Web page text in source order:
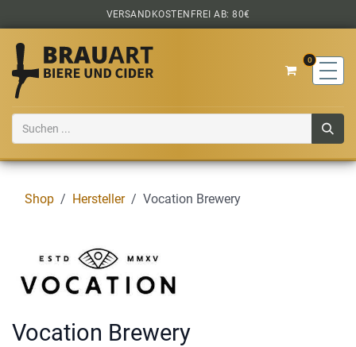
Zum Inhalt springenVERSANDKOSTENFREI AB: 80€
0
Shop Hersteller Vocation Brewery
Vocation Brewery